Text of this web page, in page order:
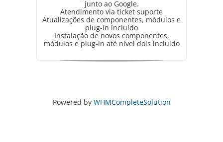
junto ao Google.
Atendimento via ticket suporte
Atualizações de componentes, módulos e
plug-in incluído
Instalação de novos componentes,
módulos e plug-in até nível dois incluído
Powered by WHMCompleteSolution